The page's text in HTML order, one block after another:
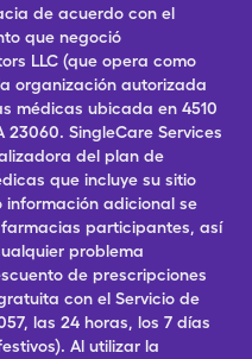
de acuerdo con el
que negoció
LLC (que opera como
organización autorizada
médicas ubicada en 4510
23060. SingleCare Services
del plan de
que incluye su sitio
información adicional se
participantes, así
problema
de prescripciones
con el Servicio de
las 24 horas, los 7 días
Al utilizar la